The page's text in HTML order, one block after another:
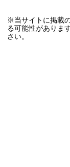
※当サイトに掲載
る可能性がありま
さい。